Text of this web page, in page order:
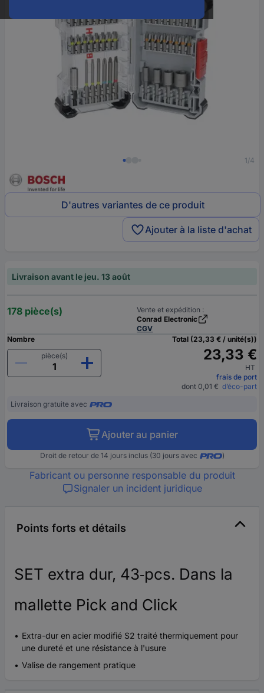
1/4
D'autres variantes de ce produit
Ajouter à la liste d'achat
Livraison avant le jeu. 13 août
178 pièce(s)
Vente et expédition :
Conrad Electronic
CGV
Nombre
pièce(s)
Total (23,33 € / unité(s))
23,33 €
HT
frais de port
dont 0,01 € d’éco-part
Livraison gratuite avec
Ajouter au panier
Droit de retour de 14 jours inclus (30 jours avec )
Fabricant ou personne responsable du produit
Signaler un incident juridique
Points forts et détails
SET extra dur, 43‑pcs. Dans la
mallette Pick and Click
Extra-dur en acier modifié S2 traité thermiquement pour
une dureté et une résistance à l'usure
Valise de rangement pratique